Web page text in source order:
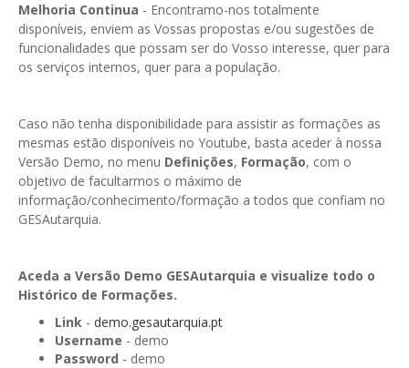
GESSIADAP III
GESToponímia
GESViaturasAbandonadas
Portal da Freguesia
Melhoria Continua - Encontramo-nos totalmente
disponíveis, enviem as Vossas propostas e/ou sugestões de
funcionalidades que possam ser do Vosso interesse, quer para
os serviços internos, quer para a população.
Caso não tenha disponibilidade para assistir as formações as
mesmas estão disponíveis no Youtube, basta aceder à nossa
Versão Demo, no menu Definições, Formação, com o
objetivo de facultarmos o máximo de
informação/conhecimento/formação a todos que confiam no
GESAutarquia.
Aceda a Versão Demo GESAutarquia e visualize todo o
Histórico de Formações.
Link - demo.gesautarquia.pt
Username - demo
Password - demo